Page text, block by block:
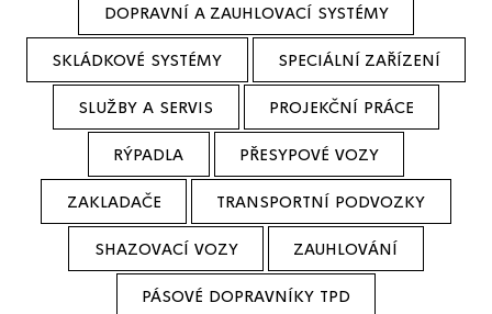
DOPRAVNÍ A ZAUHLOVACÍ SYSTÉMY
SKLÁDKOVÉ SYSTÉMY SPECIÁLNÍ ZAŘÍZENÍ
SLUŽBY A SERVIS PROJEKČNÍ PRÁCE
RÝPADLA PŘESYPOVÉ VOZY
ZAKLADAČE TRANSPORTNÍ PODVOZKY
SHAZOVACÍ VOZY ZAUHLOVÁNÍ
PÁSOVÉ DOPRAVNÍKY TPD